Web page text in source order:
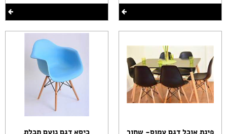
פינת אוכל דגם עמוס- שחור כיסא דגם נועם תכלת